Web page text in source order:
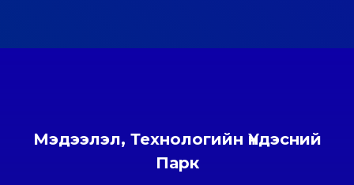
Мэдээлэл, Технологийн Үндэсний
Парк